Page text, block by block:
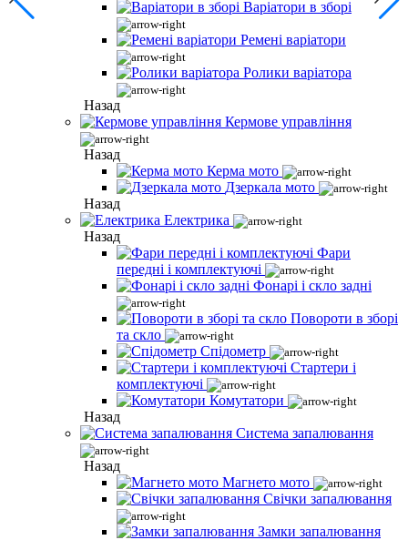
Варіатори в зборі
Ремені варіатори
Ролики варіатора
Назад
Кермове управління
Назад
Керма мото
Дзеркала мото
Назад
Електрика
Назад
Фари
передні і комплектуючі
Фонарі і скло задні
Повороти в зборі
та скло
Спідометр
Стартери і
комплектуючі
Комутатори
Назад
Система запалювання
Назад
Магнето мото
Свічки запалювання
Замки запалювання